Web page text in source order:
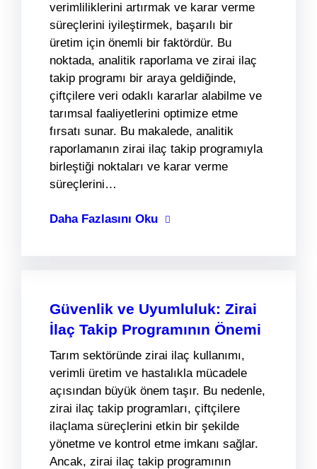
verimliliklerini artırmak ve karar verme
süreçlerini iyileştirmek, başarılı bir
üretim için önemli bir faktördür. Bu
noktada, analitik raporlama ve zirai ilaç
takip programı bir araya geldiğinde,
çiftçilere veri odaklı kararlar alabilme ve
tarımsal faaliyetlerini optimize etme
fırsatı sunar. Bu makalede, analitik
raporlamanın zirai ilaç takip programıyla
birleştiği noktaları ve karar verme
süreçlerini…
Daha Fazlasını Oku
Güvenlik ve Uyumluluk: Zirai
İlaç Takip Programının Önemi
Tarım sektöründe zirai ilaç kullanımı,
verimli üretim ve hastalıkla mücadele
açısından büyük önem taşır. Bu nedenle,
zirai ilaç takip programları, çiftçilere
ilaçlama süreçlerini etkin bir şekilde
yönetme ve kontrol etme imkanı sağlar.
Ancak, zirai ilaç takip programının